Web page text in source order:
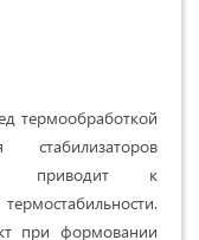
термообработкой
приводит к
при формовании